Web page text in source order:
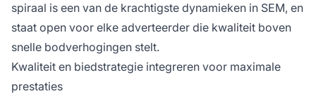
spiraal is een van de krachtigste dynamieken in SEM, en
staat open voor elke adverteerder die kwaliteit boven
snelle bodverhogingen stelt.
Kwaliteit en biedstrategie integreren voor maximale
prestaties